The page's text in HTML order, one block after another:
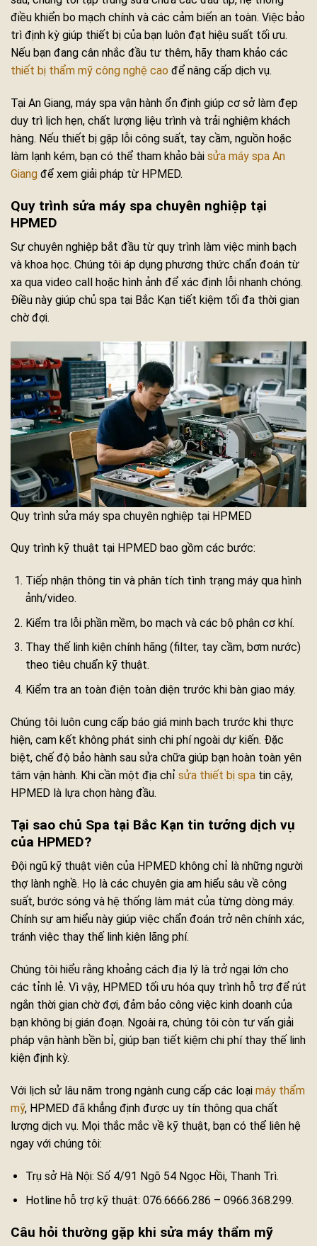
điều khiển bo mạch chính và các cảm biến an toàn. Việc bảo
trì định kỳ giúp thiết bị của bạn luôn đạt hiệu suất tối ưu.
Nếu bạn đang cân nhắc đầu tư thêm, hãy tham khảo các
thiết bị thẩm mỹ công nghệ cao để nâng cấp dịch vụ.
Tại An Giang, máy spa vận hành ổn định giúp cơ sở làm đẹp
duy trì lịch hẹn, chất lượng liệu trình và trải nghiệm khách
hàng. Nếu thiết bị gặp lỗi công suất, tay cầm, nguồn hoặc
làm lạnh kém, bạn có thể tham khảo bài sửa máy spa An
Giang để xem giải pháp từ HPMED.
Quy trình sửa máy spa chuyên nghiệp tại
HPMED
Sự chuyên nghiệp bắt đầu từ quy trình làm việc minh bạch
và khoa học. Chúng tôi áp dụng phương thức chẩn đoán từ
xa qua video call hoặc hình ảnh để xác định lỗi nhanh chóng.
Điều này giúp chủ spa tại Bắc Kạn tiết kiệm tối đa thời gian
chờ đợi.
Quy trình sửa máy spa chuyên nghiệp tại HPMED
Quy trình kỹ thuật tại HPMED bao gồm các bước:
Tiếp nhận thông tin và phân tích tình trạng máy qua hình
ảnh/video.
Kiểm tra lỗi phần mềm, bo mạch và các bộ phận cơ khí.
Thay thế linh kiện chính hãng (filter, tay cầm, bơm nước)
theo tiêu chuẩn kỹ thuật.
Kiểm tra an toàn điện toàn diện trước khi bàn giao máy.
Chúng tôi luôn cung cấp báo giá minh bạch trước khi thực
hiện, cam kết không phát sinh chi phí ngoài dự kiến. Đặc
biệt, chế độ bảo hành sau sửa chữa giúp bạn hoàn toàn yên
tâm vận hành. Khi cần một địa chỉ sửa thiết bị spa tin cậy,
HPMED là lựa chọn hàng đầu.
Tại sao chủ Spa tại Bắc Kạn tin tưởng dịch vụ
của HPMED?
Đội ngũ kỹ thuật viên của HPMED không chỉ là những người
thợ lành nghề. Họ là các chuyên gia am hiểu sâu về công
suất, bước sóng và hệ thống làm mát của từng dòng máy.
Chính sự am hiểu này giúp việc chẩn đoán trở nên chính xác,
tránh việc thay thế linh kiện lãng phí.
Chúng tôi hiểu rằng khoảng cách địa lý là trở ngại lớn cho
các tỉnh lẻ. Vì vậy, HPMED tối ưu hóa quy trình hỗ trợ để rút
ngắn thời gian chờ đợi, đảm bảo công việc kinh doanh của
bạn không bị gián đoạn. Ngoài ra, chúng tôi còn tư vấn giải
pháp vận hành bền bỉ, giúp bạn tiết kiệm chi phí thay thế linh
kiện định kỳ.
Với lịch sử lâu năm trong ngành cung cấp các loại máy thẩm
mỹ, HPMED đã khẳng định được uy tín thông qua chất
lượng dịch vụ. Mọi thắc mắc về kỹ thuật, bạn có thể liên hệ
ngay với chúng tôi:
Trụ sở Hà Nội: Số 4/91 Ngõ 54 Ngọc Hồi, Thanh Trì.
Hotline hỗ trợ kỹ thuật: 076.6666.286 – 0966.368.299.
Câu hỏi thường gặp khi sửa máy thẩm mỹ